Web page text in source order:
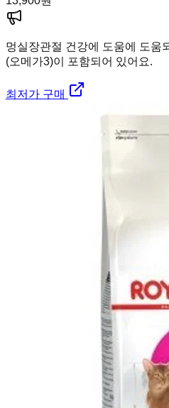
멍실장관절 건강에 도움에 도움
(오메가3)이 포함되어 있어요.
최저가 구매